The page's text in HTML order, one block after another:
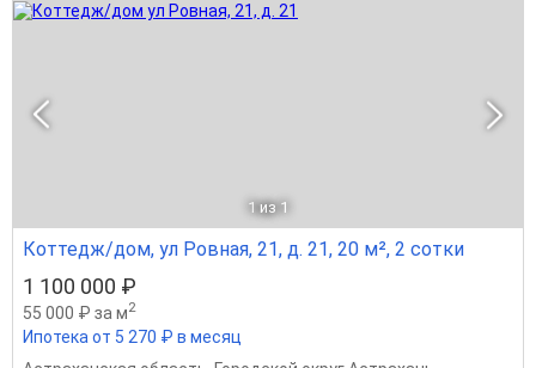
1 из 1
Коттедж/дом, ул Ровная, 21, д. 21, 20 м², 2 сотки
1 100 000 ₽
55 000 ₽ за м2
Ипотека от 5 270 ₽ в месяц